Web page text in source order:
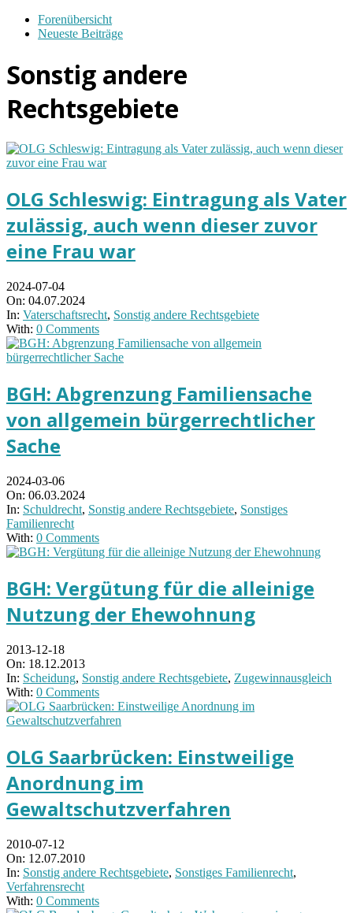
Forenübersicht
Neueste Beiträge
Sonstig andere
Rechtsgebiete
OLG Schleswig: Eintragung als Vater
zulässig, auch wenn dieser zuvor
eine Frau war
2024-07-04
On: 04.07.2024
In: Vaterschaftsrecht, Sonstig andere Rechtsgebiete
With: 0 Comments
BGH: Abgrenzung Familiensache
von allgemein bürgerrechtlicher
Sache
2024-03-06
On: 06.03.2024
In: Schuldrecht, Sonstig andere Rechtsgebiete, Sonstiges
Familienrecht
With: 0 Comments
BGH: Vergütung für die alleinige
Nutzung der Ehewohnung
2013-12-18
On: 18.12.2013
In: Scheidung, Sonstig andere Rechtsgebiete, Zugewinnausgleich
With: 0 Comments
OLG Saarbrücken: Einstweilige
Anordnung im
Gewaltschutzverfahren
2010-07-12
On: 12.07.2010
In: Sonstig andere Rechtsgebiete, Sonstiges Familienrecht,
Verfahrensrecht
With: 0 Comments